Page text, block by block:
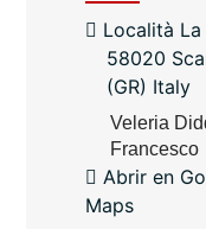
Località
58020
(GR) Italy
Veleria
Francesco
Abrir en
Maps